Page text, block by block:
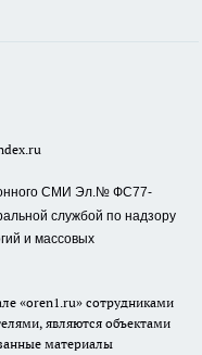
СМИ Эл.№ ФС77-
службой по надзору
и массовых
«oren1.ru» сотрудниками
являются объектами
материалы